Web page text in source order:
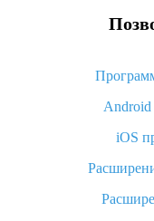
Что делать, если
Как узнать,
Вы отменили заказ
Что такое баллы
«AliExpress Standard
iOS